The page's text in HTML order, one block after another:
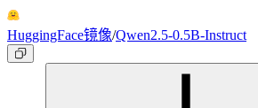
HuggingFace镜像/Qwen2.5-0.5B-Instruct